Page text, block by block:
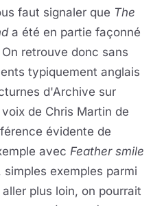
faut signaler que The
a été en partie façonné
retrouve donc sans
typiquement anglais
d'Archive sur
de Chris Martin de
évidente de
avec Feather smile
, simples exemples parmi
plus loin, on pourrait